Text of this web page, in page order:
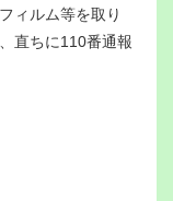
ィルム等を取り
直ちに110番通報